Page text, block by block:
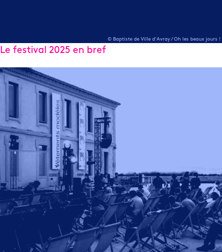
© Baptiste de Ville d'Avray / Oh les beaux jours !
Le festival 2025 en bref